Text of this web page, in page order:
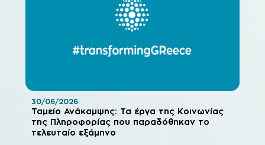
Ταμείο Ανάκαμψης: Τα έργα της Κοινωνίας
της Πληροφορίας που παραδόθηκαν το
τελευταίο εξάμηνο
30/06/2026